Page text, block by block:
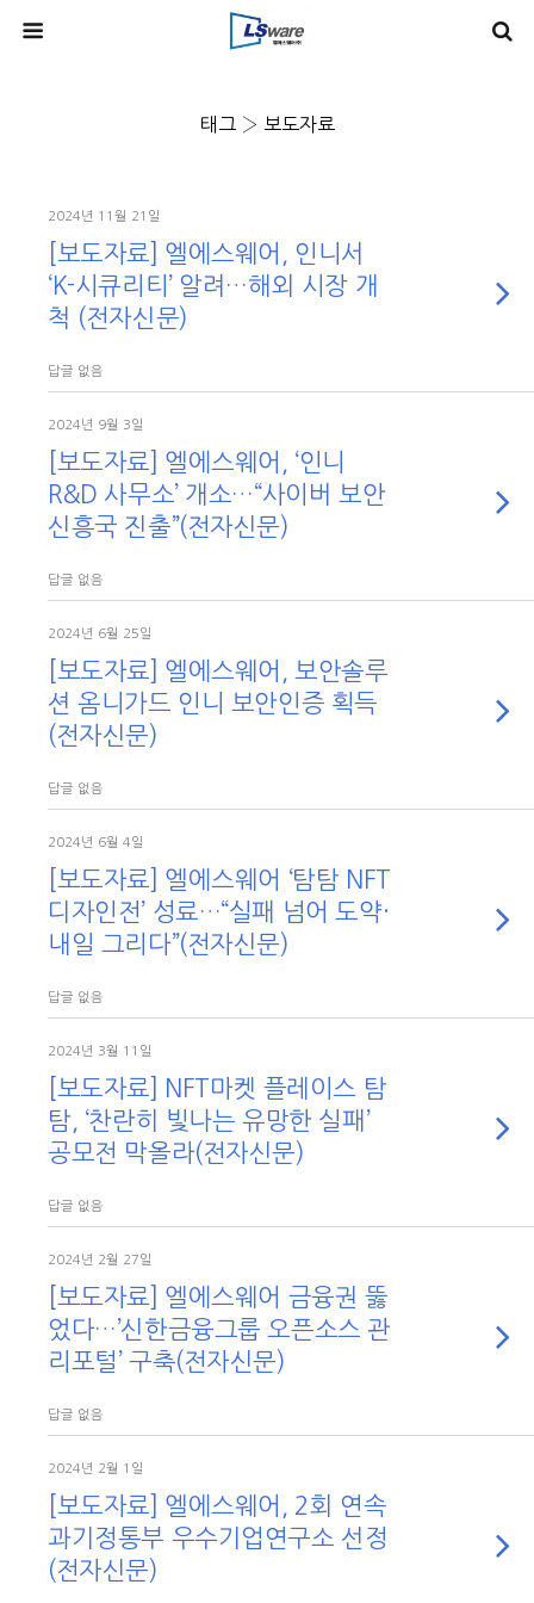
태그 › 보도자료
2024년 11월 21일
[보도자료] 엘에스웨어, 인니서
‘K-시큐리티’ 알려…해외 시장 개
척 (전자신문)
답글 없음
2024년 9월 3일
[보도자료] 엘에스웨어, ‘인니
R&D 사무소’ 개소…“사이버 보안
신흥국 진출”(전자신문)
답글 없음
2024년 6월 25일
[보도자료] 엘에스웨어, 보안솔루
션 옴니가드 인니 보안인증 획득
(전자신문)
답글 없음
2024년 6월 4일
[보도자료] 엘에스웨어 ‘탐탐 NFT
디자인전’ 성료…“실패 넘어 도약·
내일 그리다”(전자신문)
답글 없음
2024년 3월 11일
[보도자료] NFT마켓 플레이스 탐
탐, ‘찬란히 빛나는 유망한 실패’
공모전 막올라(전자신문)
답글 없음
2024년 2월 27일
[보도자료] 엘에스웨어 금융권 뚫
었다…’신한금융그룹 오픈소스 관
리포털’ 구축(전자신문)
답글 없음
2024년 2월 1일
[보도자료] 엘에스웨어, 2회 연속
과기정통부 우수기업연구소 선정
(전자신문)